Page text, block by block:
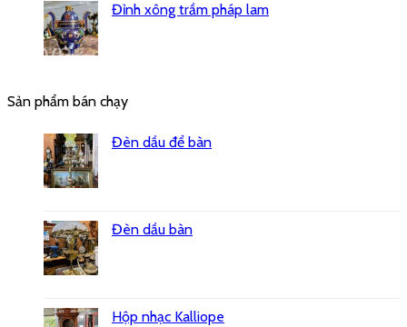
Đỉnh xông trầm pháp lam
Sản phẩm bán chạy
Đèn dầu để bàn
Đèn dầu bàn
Hộp nhạc Kalliope